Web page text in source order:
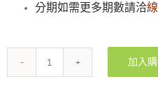
分期如需更多期數請洽
OPPA
加入